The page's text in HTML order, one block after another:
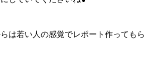
は若い人の感覚でレポート作っても